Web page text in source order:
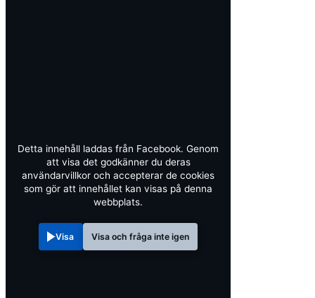
Detta innehåll laddas från Facebook. Genom
att visa det godkänner du deras
användarvillkor och accepterar de cookies
som gör att innehållet kan visas på denna
webbplats.
Visa Visa och fråga inte igen